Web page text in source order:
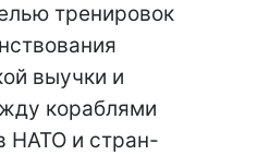
тренировок
выучки и
кораблями
НАТО и стран-